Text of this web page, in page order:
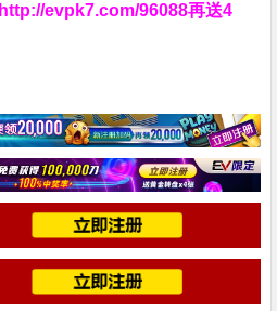
http://evpk7.com/96088再送4